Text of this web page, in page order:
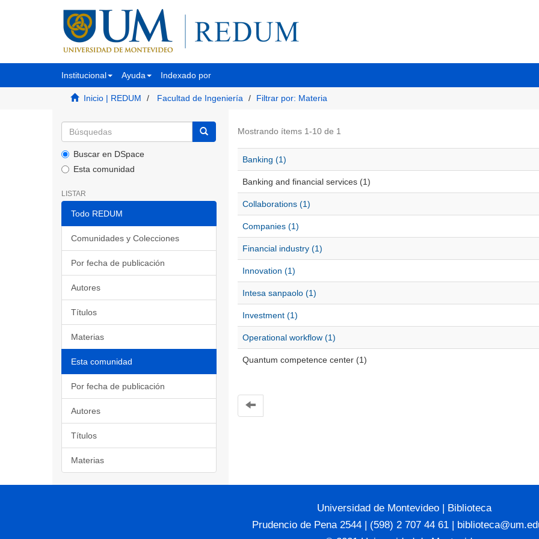
Institucional Ayuda Indexado por
Inicio | REDUM Facultad de Ingeniería Filtrar por: Materia
Buscar en DSpace
Esta comunidad
LISTAR
Todo REDUM
Comunidades y Colecciones
Por fecha de publicación
Autores
Títulos
Materias
Esta comunidad
Por fecha de publicación
Autores
Títulos
Materias
Mostrando ítems 1-10 de 1
Banking (1)
Banking and financial services (1)
Collaborations (1)
Companies (1)
Financial industry (1)
Innovation (1)
Intesa sanpaolo (1)
Investment (1)
Operational workflow (1)
Quantum competence center (1)
Universidad de Montevideo | Biblioteca
Prudencio de Pena 2544 | (598) 2 707 44 61 |